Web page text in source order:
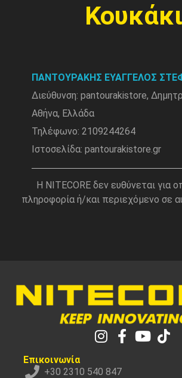
Κουκάκι
ΠΑΝΤΟΥΡΑΚΗΣ ΕΥΑΓΓΕΛΟΣ
Διεύθυνση: pantourakistore,
Αθήνα, Ελλάδα
Τηλέφωνο: 2109244264
Ιστοσελίδα: pantourakistore.gr
Η NITECORE δεν ευθύνεται για
πληροφορία ή/και περιεχόμενο σε
Επικοινωνία
+30 2310 540 847